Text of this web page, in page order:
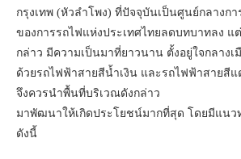
กรุงเทพ (หัวลำโพง) ที่ปัจจุบันเป็นศูนย์กลางกา
ของการรถไฟแห่งประเทศไทยลดบทบาทลง แ
กล่าว มีความเป็นมาที่ยาวนาน ตั้งอยู่ใจกลางเ
ด้วยรถไฟฟ้าสายสีน้ำเงิน และรถไฟฟ้าสายสี
จึงควรนำพื้นที่บริเวณดังกล่าว
มาพัฒนาให้เกิดประโยชน์มากที่สุด โดยมีแน
ดังนี้